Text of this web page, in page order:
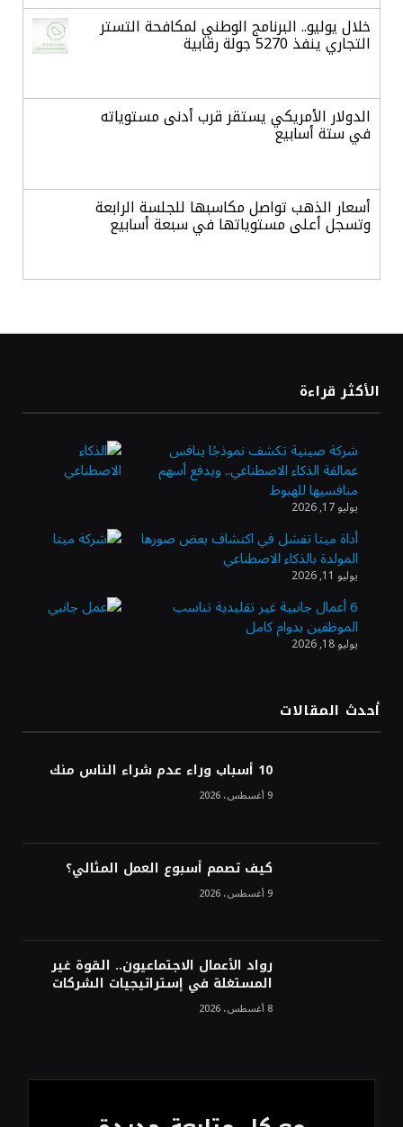
خلال يوليو.. البرنامج الوطني لمكافحة التستر
التجاري ينفذ 5270 جولة رقابية
الدولار الأمريكي يستقر قرب أدنى مستوياته
في ستة أسابيع
أسعار الذهب تواصل مكاسبها للجلسة الرابعة
وتسجل أعلى مستوياتها في سبعة أسابيع
«طيران الرياض» يدشن أولى رحلاته إلى مومباي
ويضيف الوجهة التشغيلية الثامنة
وزير الاستثمار: الموافقة على رخصة مزاولة
الأنشطة المالية عابرة الحدود تطوير للبيئة
الاستثمارية
الذهب يسجل أعلى مستوى في أسبوعين بدعم
من تراجع الدولار
الدولار الأمريكي يتراجع قرب أدنى مستوياته
ترقب تطورات الوساطة بشأن الحرب
الأكثر قراءة
شركة صينية تكشف نموذجًا ينافس
عمالقة الذكاء الاصطناعي.. ويدفع أسهم
منافسيها للهبوط
يوليو 17, 2026
أداة ميتا تفشل في اكتشاف بعض صورها
المولدة بالذكاء الاصطناعي
يوليو 11, 2026
6 أعمال جانبية غير تقليدية تناسب
الموظفين بدوام كامل
يوليو 18, 2026
أحدث المقالات
10 أسباب وراء عدم شراء الناس منك
9 أغسطس، 2026
كيف تصمم أسبوع العمل المثالي؟
9 أغسطس، 2026
رواد الأعمال الاجتماعيون.. القوة غير
المستغلة في إستراتيجيات الشركات
8 أغسطس، 2026